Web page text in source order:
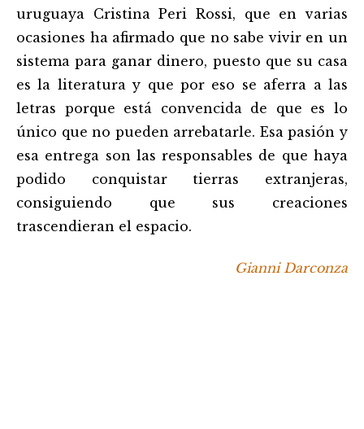
uruguaya Cristina Peri Rossi, que en varias
ocasiones ha afirmado que no sabe vivir en un
sistema para ganar dinero, puesto que su casa
es la literatura y que por eso se aferra a las
letras porque está convencida de que es lo
único que no pueden arrebatarle. Esa pasión y
esa entrega son las responsables de que haya
podido conquistar tierras extranjeras,
consiguiendo que sus creaciones
trascendieran el espacio.
Gianni Darconza